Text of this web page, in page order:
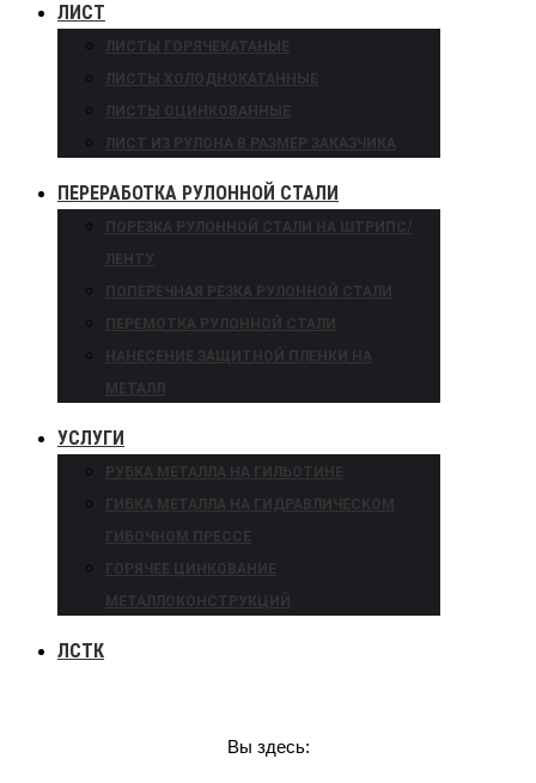
ЛИСТ
ЛИСТЫ ГОРЯЧЕКАТАНЫЕ
ЛИСТЫ ХОЛОДНОКАТАННЫЕ
ЛИСТЫ ОЦИНКОВАННЫЕ
ЛИСТ ИЗ РУЛОНА В РАЗМЕР ЗАКАЗЧИКА
ПЕРЕРАБОТКА РУЛОННОЙ СТАЛИ
ПОРЕЗКА РУЛОННОЙ СТАЛИ НА ШТРИПС/
ЛЕНТУ
ПОПЕРЕЧНАЯ РЕЗКА РУЛОННОЙ СТАЛИ
ПЕРЕМОТКА РУЛОННОЙ СТАЛИ
НАНЕСЕНИЕ ЗАЩИТНОЙ ПЛЕНКИ НА
МЕТАЛЛ
УСЛУГИ
РУБКА МЕТАЛЛА НА ГИЛЬОТИНЕ
ГИБКА МЕТАЛЛА НА ГИДРАВЛИЧЕСКОМ
ГИБОЧНОМ ПРЕССЕ
ГОРЯЧЕЕ ЦИНКОВАНИЕ
МЕТАЛЛОКОНСТРУКЦИЙ
ЛСТК
Вы здесь: